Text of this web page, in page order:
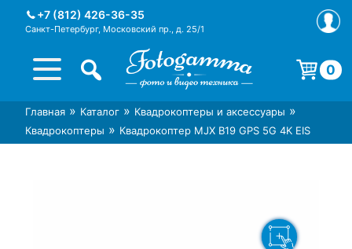
+7 (812) 426-36-35
Санкт-Петербург, Московский пр., д. 25/1
Интернет-магазин фототехники
Foto-Gamma в СПб
Магазин фотоаксессуаров foto-
gamma.ru
0
Корзина пуста.
Главная » Каталог » Квадрокоптеры и аксессуары »
Квадрокоптеры » Квадрокоптер MJX B19 GPS 5G 4K EIS